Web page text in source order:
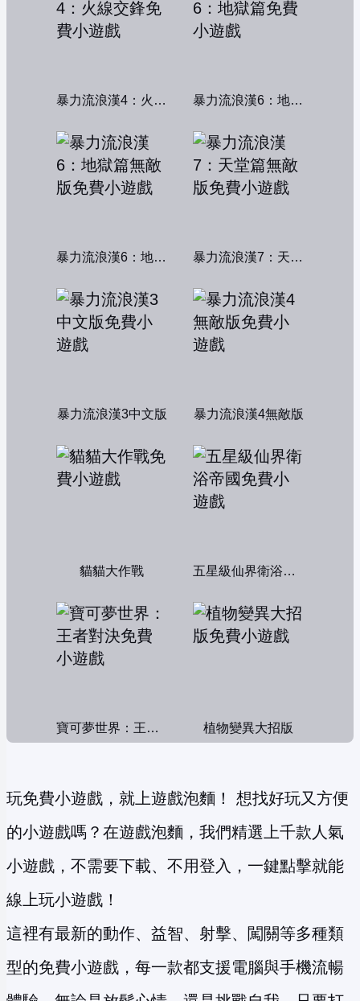
暴力流浪漢4：火線交鋒 暴力流浪漢6：地獄篇
暴力流浪漢6：地獄篇無敵版 暴力流浪漢7：天堂篇無敵版
暴力流浪漢3中文版 暴力流浪漢4無敵版
貓貓大作戰 五星級仙界衛浴帝國
寶可夢世界：王者對決 植物變異大招版
玩免費小遊戲，就上遊戲泡麵！ 想找好玩又方便
的小遊戲嗎？在遊戲泡麵，我們精選上千款人氣
小遊戲，不需要下載、不用登入，一鍵點擊就能
線上玩小遊戲！
這裡有最新的動作、益智、射擊、闖關等多種類
型的免費小遊戲，每一款都支援電腦與手機流暢